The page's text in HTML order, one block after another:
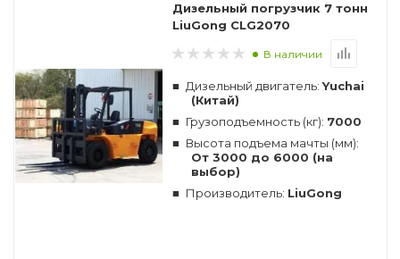
Дизельный погрузчик 7 тонн
LiuGong CLG2070
В наличии
Дизельный двигатель:Yuchai
(Китай)
Грузоподъемность (кг): 7000
Высота подъема мачты (мм):
От 3000 до 6000 (на
выбор)
Производитель: LiuGong